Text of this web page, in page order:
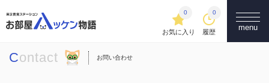
お気に入り
0
履歴
0
menu
Contact お問い合わせ